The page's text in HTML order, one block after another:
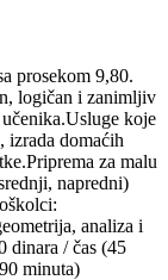
prosekom 9,80.
logičan i zanimljiv
​Usluge koje
izrada domaćih
​Priprema za malu
napredni)
analiza i
dinara / čas (45
minuta)